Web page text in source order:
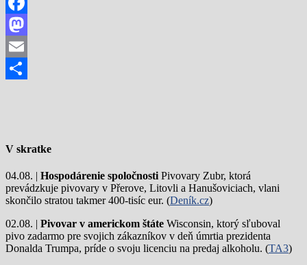
Facebook
Mastodon
Email
V skratke
04.08. | Hospodárenie spoločnosti Pivovary Zubr, ktorá
prevádzkuje pivovary v Přerove, Litovli a Hanušoviciach, vlani
skončilo stratou takmer 400-tisíc eur. (Deník.cz)
02.08. | Pivovar v americkom štáte Wisconsin, ktorý sľuboval
pivo zadarmo pre svojich zákazníkov v deň úmrtia prezidenta
Donalda Trumpa, príde o svoju licenciu na predaj alkoholu. (TA3)